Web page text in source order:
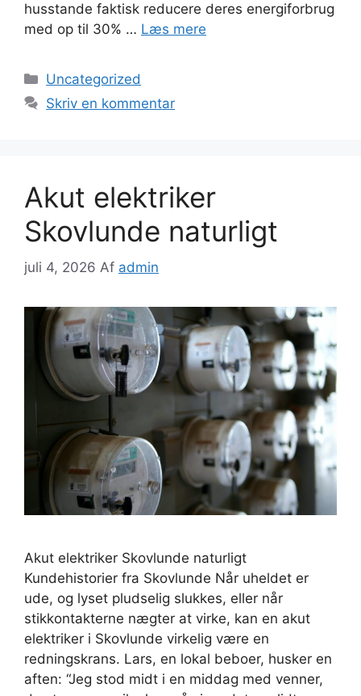
husstande faktisk reducere deres energiforbrug
med op til 30% … Læs mere
Kategorier
Uncategorized
Skriv en kommentar
Akut elektriker
Skovlunde naturligt
juli 4, 2026 Af admin
Akut elektriker Skovlunde naturligt
Kundehistorier fra Skovlunde Når uheldet er
ude, og lyset pludselig slukkes, eller når
stikkontakterne nægter at virke, kan en akut
elektriker i Skovlunde virkelig være en
redningskrans. Lars, en lokal beboer, husker en
aften: “Jeg stod midt i en middag med venner,